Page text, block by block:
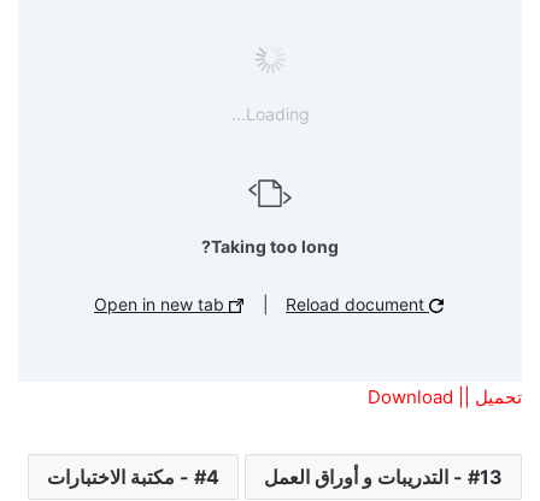
Loading...
Taking too long?
تحميل || Download
13 - التدريبات و أوراق العمل 4 - مكتبة الاختبارات